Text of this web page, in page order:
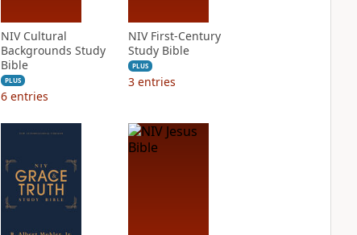
NIV Cultural
Backgrounds Study
Bible
PLUS
6 entries
NIV First-Century
Study Bible
PLUS
3 entries